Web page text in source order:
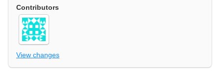
Contributors
View changes